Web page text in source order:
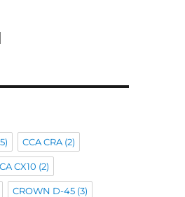
CCA CRA(2)
CX10 (2)
CROWN D-45(3)